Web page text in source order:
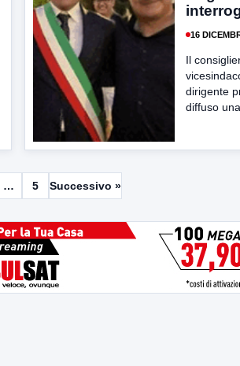
16
Il
dirigente
diffuso
… 5 Successivo »